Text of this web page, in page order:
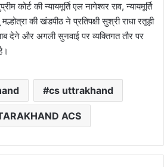
कोर्ट की न्यायमूर्ति एल नागेश्वर राव, न्यायमूर्ति
की खंडपीठ ने प्रतिपक्षी सुश्री राधा रतूड़ी
देने और अगली सुनवाई पर व्यक्तिगत तौर पर
cs uttrakhand
ACS